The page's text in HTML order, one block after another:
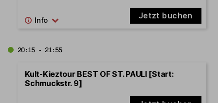
Jetzt buchen
20:15 - 21:55
Kult-Kieztour BEST OF ST. PAULI [Start:
Schmuckstr. 9]